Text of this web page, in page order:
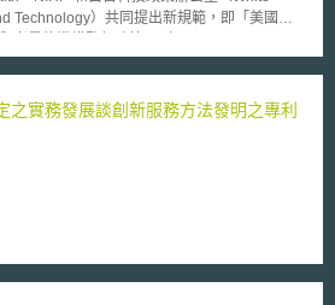
何AI監管法規實施前，應進行成本效益分析，
活的監管框架，避免重複規範導致限制監管範
Technology）共同提出新規範，即「美國政
Oversight of Life Sciences Dual Use
安全性。 前述生物科技研究中的生物雙重
生、國家安全、農業、環境等為主旨的生命科
得相關補助的科學家、大學或研究機構。 2.從
之實務發展談創新服務方法發明之專利